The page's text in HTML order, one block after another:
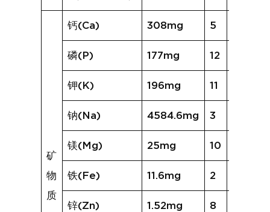
矿
物
质
钙(Ca) 308mg 5
磷(P) 177mg 12
钾(K) 196mg 11
钠(Na) 4584.6mg 3
镁(Mg) 25mg 10
铁(Fe) 11.6mg 2
锌(Zn) 1.52mg 8